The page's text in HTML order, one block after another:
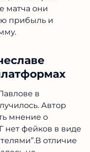
простую
по 10000
прибыль и
в
Автор